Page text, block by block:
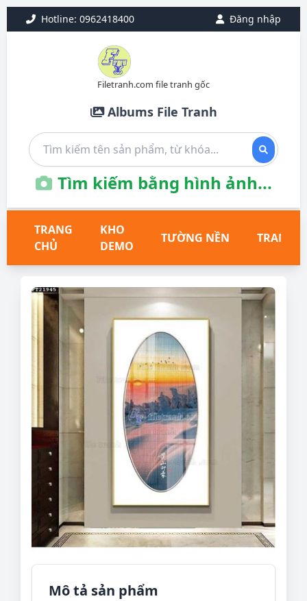
Hotline: 0962418400 Đăng nhập
Filetranh.com file tranh gốc
Albums File Tranh
Tìm kiếm bằng hình ảnh...
TRANG
CHỦ
KHO
DEMO
TƯỜNG NỀN TRANH
Mô tả sản phẩm